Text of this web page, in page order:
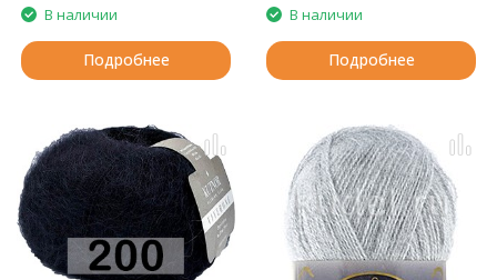
В наличии
Подробнее
В наличии
Подробнее